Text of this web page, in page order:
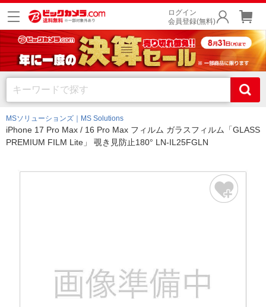
ログイン
会員登録(無料)
MSソリューションズ｜MS Solutions
iPhone 17 Pro Max / 16 Pro Max フィルム ガラスフィルム「GLASS
PREMIUM FILM Lite」 覗き見防止180° LN-IL25FGLN